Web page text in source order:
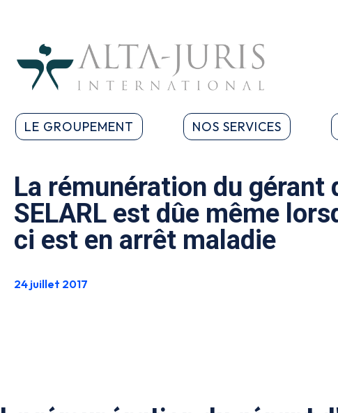
LE GROUPEMENT NOS SERVICES
La rémunération du gérant
SELARL est dûe même
ci est en arrêt maladie
24 juillet 2017